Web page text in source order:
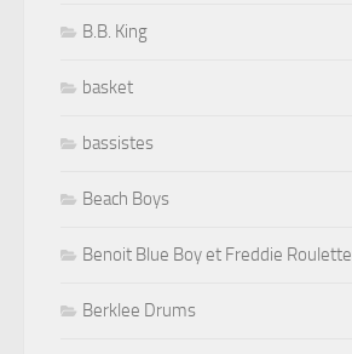
B.B. King
basket
bassistes
Beach Boys
Benoit Blue Boy et Freddie Roulette
Berklee Drums